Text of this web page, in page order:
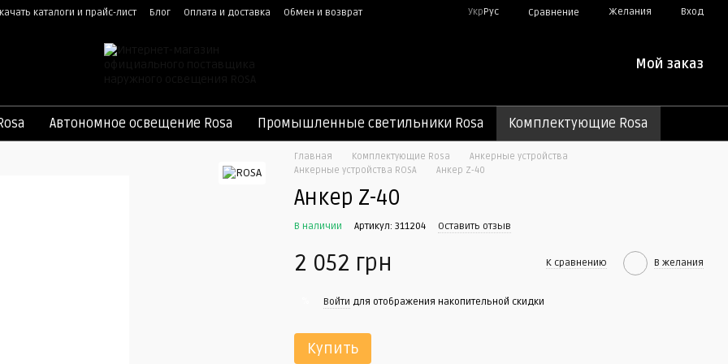
каталоги и прайс-лист Блог Оплата и доставка
Обмен и возврат
УкрРус Сравнение Желания Вход
Мой заказ
Автономное освещение Rosa Промышленные светильники Rosa Комплектующие Rosa
Главная Комплектующие Rosa
Анкерные устройства
Анкерные устройства ROSA
Анкер Z-40
Анкер Z-40
В наличии Артикул: 311204 Оставить отзыв
2 052 грн К сравнению В желания
Войти для отображения накопительной скидки
Купить